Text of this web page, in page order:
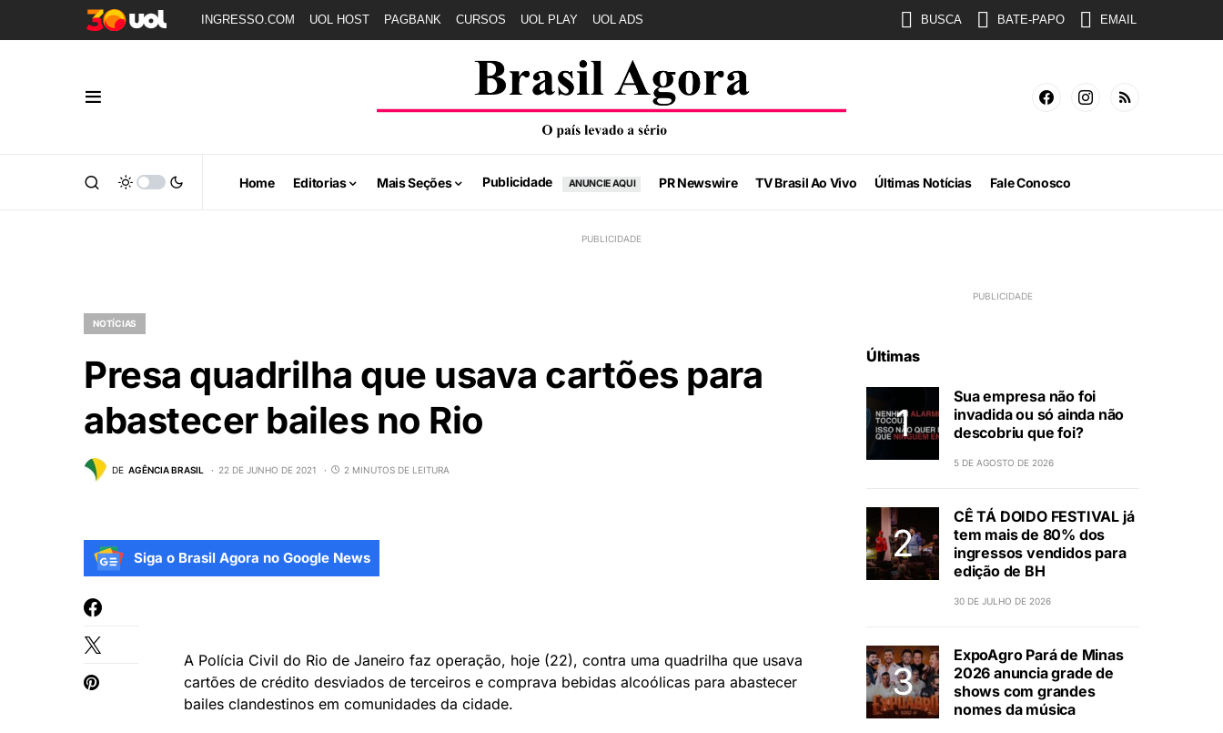
INGRESSO.COM UOL HOST PAGBANK CURSOS UOL PLAY UOL ADS BUSCA BATE-PAPO EMAIL
Home Editorias Mais Seções Publicidade ANUNCIE AQUI PR Newswire TV Brasil Ao Vivo Últimas Notícias Fale Conosco
NOTÍCIAS
Presa quadrilha que usava cartões para
abastecer bailes no Rio
DE AGÊNCIA BRASIL 22 DE JUNHO DE 2021 2 MINUTOS DE LEITURA
Siga o Brasil Agora no Google News
A Polícia Civil do Rio de Janeiro faz operação, hoje (22), contra uma quadrilha que usava
cartões de crédito desviados de terceiros e comprava bebidas alcoólicas para abastecer
bailes clandestinos em comunidades da cidade.
Últimas
Sua empresa não foi
invadida ou só ainda não
descobriu que foi?
5 DE AGOSTO DE 2026
CÊ TÁ DOIDO FESTIVAL já
tem mais de 80% dos
ingressos vendidos para
edição de BH
30 DE JULHO DE 2026
ExpoAgro Pará de Minas
2026 anuncia grade de
shows com grandes
nomes da música